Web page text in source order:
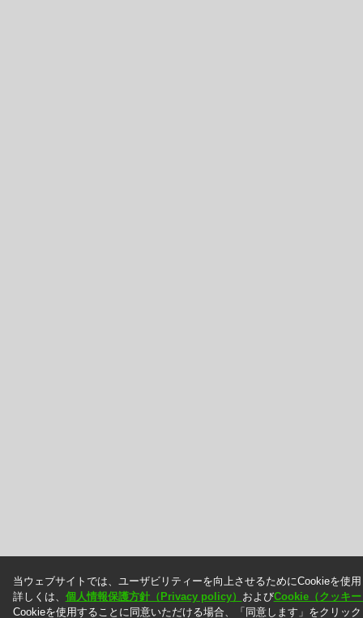
当ウェブサイトでは、ユーザビリティーを向上させるためにCookieを使
詳しくは、 個人情報保護方針（Privacy policy） およびCookie（クッキ
Cookieを使用することに同意いただける場合、「同意します」をクリッ